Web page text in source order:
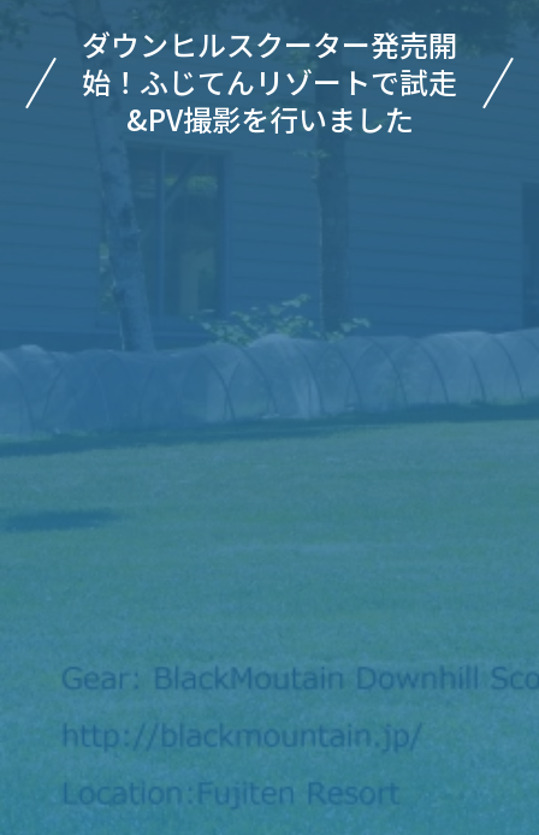
ダウンヒルスクーター発売開
始！ふじてんリゾートで試走
&PV撮影を行いました